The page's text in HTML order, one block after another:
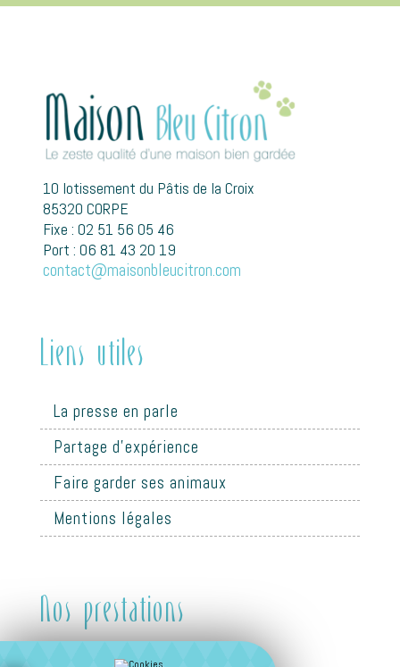
10 lotissement du Pâtis de la Croix
85320 CORPE
Fixe : 02 51 56 05 46
Port : 06 81 43 20 19
contact@maisonbleucitron.com
Liens utiles
La presse en parle
Partage d'expérience
Faire garder ses animaux
Mentions légales
Nos prestations